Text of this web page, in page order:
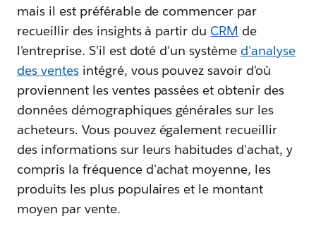
mais il est préférable de commencer par
recueillir des insights à partir duCRM de
l'entreprise. S'il est doté d'un système d'analyse
des ventesintégré, vous pouvez savoir d'où
proviennent les ventes passées et obtenir des
données démographiques générales sur les
acheteurs. Vous pouvez également recueillir
des informations sur leurs habitudes d'achat, y
compris la fréquence d'achat moyenne, les
produits les plus populaires et le montant
moyen par vente.